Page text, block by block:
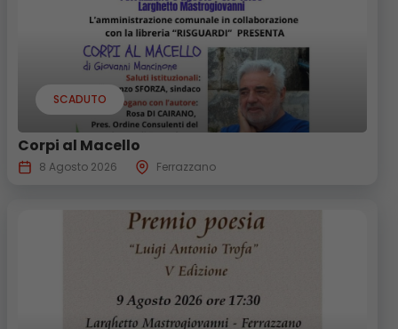
SCADUTO
Corpi al Macello
8 Agosto 2026 Ferrazzano